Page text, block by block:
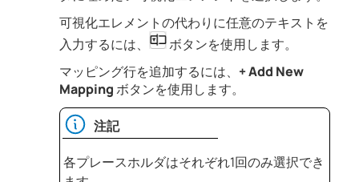
可視化エレメントの代わりに任意のテキストを
入力するには、
ボタンを使用します。
マッピング行を追加するには、 + Add New
Mappingボタンを使用します。
注記
各プレースホルダはそれぞれ1回のみ選択でき